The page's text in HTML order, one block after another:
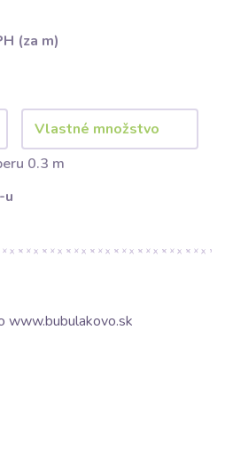
(za m)
0.3 m
u
www.bubulakovo.sk